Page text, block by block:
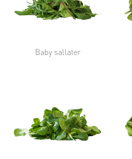
Baby sallater